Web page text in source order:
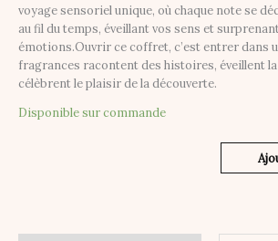
voyage sensoriel unique, où chaque note se
au fil du temps, éveillant vos sens et
émotions.Ouvrir ce coffret, c’est entrer dans
fragrances racontent des histoires, éveillent
célèbrent le plaisir de la découverte.
Disponible sur commande